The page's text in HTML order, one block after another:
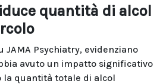
quantità di alcol
Psychiatry, evidenziano
avuto un impatto significativo
la quantità totale di alcol